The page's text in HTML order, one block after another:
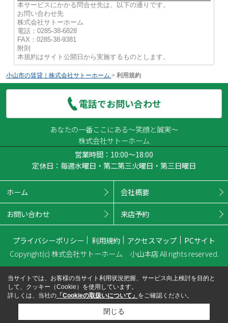
本サービスにかかる問合せ先は、以下の通りです。
お問い合わせ先
株式会社サトーホーム
電話：0285-38-6828
FAX：0285-38-9381
附則
本規約はサイト公開日から実施するものとします。
小山市の賃貸｜株式会社サトーホーム > 利用規約
電話でお問い合わせ
あなたの一番ここにある～笑顔と誠実～
株式会社サトーホーム
営業時間：10:00～18:00
定休日：毎週水曜日・第二第三火曜日・第三日曜日
ホーム 会社概要
お問い合わせ 来店予約
プライバシーポリシー 利用規約 アクセスマップ
PCサイト
Copyright(c) 株式会社サトーホーム 小山本店 All rights reserved.
当サイトでは、お客様の当サイト利用状況把握、サービス向上検討を目的と
して、クッキー（Cookie）を使用しています。
詳しくは、当社の 「Cookieの取扱いについて」 をご確認ください。
閉じる